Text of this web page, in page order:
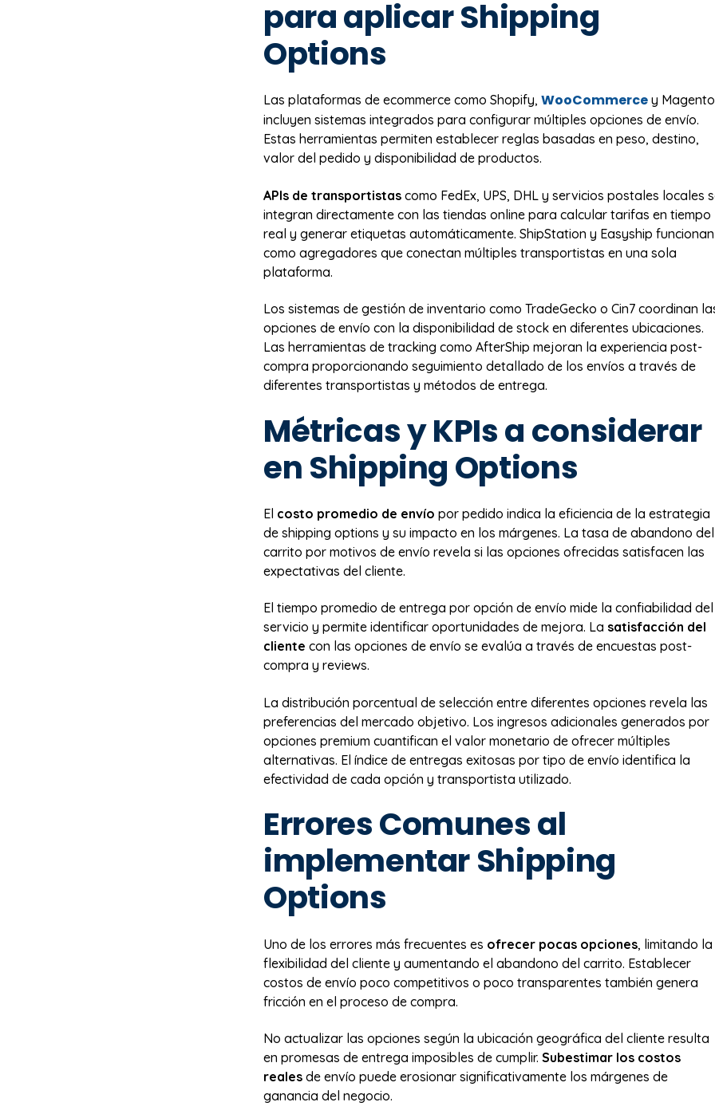
para aplicar Shipping
Options
Las plataformas de ecommerce como Shopify, WooCommerce y Magento
incluyen sistemas integrados para configurar múltiples opciones de envío.
Estas herramientas permiten establecer reglas basadas en peso, destino,
valor del pedido y disponibilidad de productos.
APIs de transportistas como FedEx, UPS, DHL y servicios postales locales
integran directamente con las tiendas online para calcular tarifas en tiempo
real y generar etiquetas automáticamente. ShipStation y Easyship funcionan
como agregadores que conectan múltiples transportistas en una sola
plataforma.
Los sistemas de gestión de inventario como TradeGecko o Cin7 coordinan
opciones de envío con la disponibilidad de stock en diferentes ubicaciones.
Las herramientas de tracking como AfterShip mejoran la experiencia post-
compra proporcionando seguimiento detallado de los envíos a través de
diferentes transportistas y métodos de entrega.
Métricas y KPIs a considerar
en Shipping Options
El costo promedio de envío por pedido indica la eficiencia de la estrategia
de shipping options y su impacto en los márgenes. La tasa de abandono del
carrito por motivos de envío revela si las opciones ofrecidas satisfacen las
expectativas del cliente.
El tiempo promedio de entrega por opción de envío mide la confiabilidad del
servicio y permite identificar oportunidades de mejora. La satisfacción del
cliente con las opciones de envío se evalúa a través de encuestas post-
compra y reviews.
La distribución porcentual de selección entre diferentes opciones revela las
preferencias del mercado objetivo. Los ingresos adicionales generados por
opciones premium cuantifican el valor monetario de ofrecer múltiples
alternativas. El índice de entregas exitosas por tipo de envío identifica la
efectividad de cada opción y transportista utilizado.
Errores Comunes al
implementar Shipping
Options
Uno de los errores más frecuentes es ofrecer pocas opciones, limitando la
flexibilidad del cliente y aumentando el abandono del carrito. Establecer
costos de envío poco competitivos o poco transparentes también genera
fricción en el proceso de compra.
No actualizar las opciones según la ubicación geográfica del cliente resulta
en promesas de entrega imposibles de cumplir. Subestimar los costos
reales de envío puede erosionar significativamente los márgenes de
ganancia del negocio.